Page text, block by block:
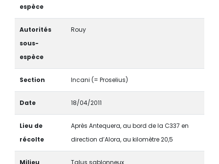
espèce
Autorités
sous-
espèce
Rouy
Section Incani (= Proselius)
Date 18/04/2011
Lieu de
récolte
Après Antequera, au bord de la C337 en
direction d’Alora, au kilomètre 20,5
Milieu Talus sablonneux